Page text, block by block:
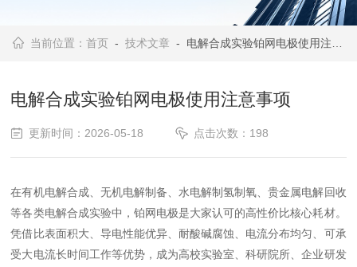
当前位置：首页 -技术文章 - 电解合成实验铂网电极使用注意事项
电解合成实验铂网电极使用注意事项
更新时间：2026-05-18 点击次数：198
在有机电解合成、无机电解制备、水电解制氢制氧、贵金属电解回收
等各类电解合成实验中，铂网电极是大家认可的高性价比核心耗材。
凭借比表面积大、导电性能优异、耐酸碱腐蚀、电流分布均匀、可承
受大电流长时间工作等优势，成为高校实验室、科研院所、企业研发